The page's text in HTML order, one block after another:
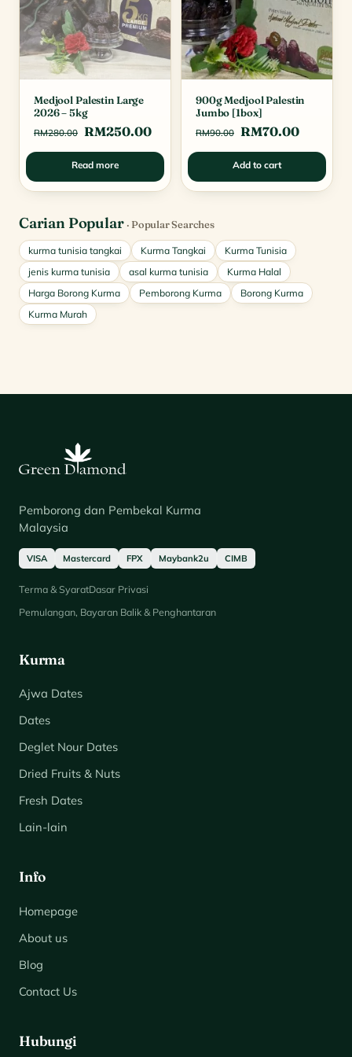
Medjool Palestin Large
2026 – 5kg
RM280.00 Original
price
was:
RM280.00.
RM250.00Current
price
is:
RM250.00.
Read more
900g Medjool Palestin
Jumbo [1box]
RM90.00 Original
price
was:
RM90.00.
RM70.00Current
price
Add to cart
Carian Popular · Popular Searches
kurma tunisia tangkai Kurma Tangkai
Kurma Tunisia
jenis kurma tunisia
asal kurma tunisia
Kurma Halal
Harga Borong Kurma
Pemborong Kurma
Borong Kurma
Kurma Murah
Pemborong dan Pembekal Kurma
Malaysia
VISA Mastercard FPX Maybank2u CIMB
Terma & SyaratDasar Privasi
Pemulangan, Bayaran Balik & Penghantaran
Kurma
Ajwa Dates
Dates
Deglet Nour Dates
Dried Fruits & Nuts
Fresh Dates
Lain-lain
Info
Homepage
About us
Blog
Contact Us
Hubungi